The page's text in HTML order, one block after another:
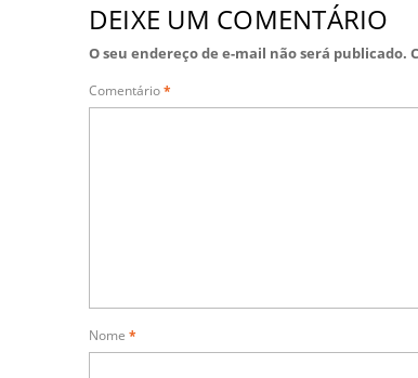
DEIXE UM COMENTÁRIO
O seu endereço de e-mail não será publicado.
Comentário*
Nome *